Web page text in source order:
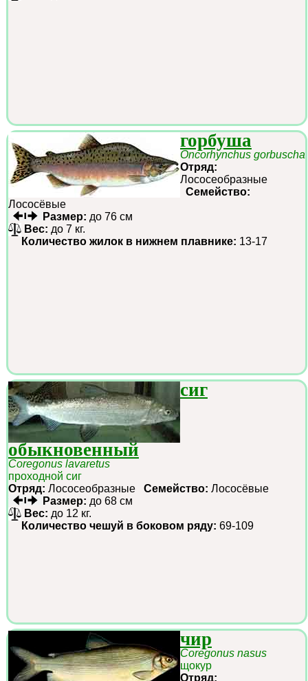
горбуша
Oncorhynchus gorbuscha
Отряд:
Лососеобразные
Семейство:
Лососёвые
Размер: до 76 см
Вес: до 7 кг.
Количество жилок в нижнем плавнике: 13-17
сиг
обыкновенный
Coregonus lavaretus
проходной сиг
Отряд: Лососеобразные Семейство: Лососёвые
Размер: до 68 см
Вес: до 12 кг.
Количество чешуй в боковом ряду: 69-109
чир
Coregonus nasus
щокур
Отряд: